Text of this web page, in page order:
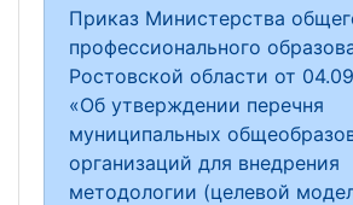
Приказ Министерства
профессионального
Ростовской области от
«Об утверждении перечня
муниципальных
организаций для внедрения
методологии (целевой